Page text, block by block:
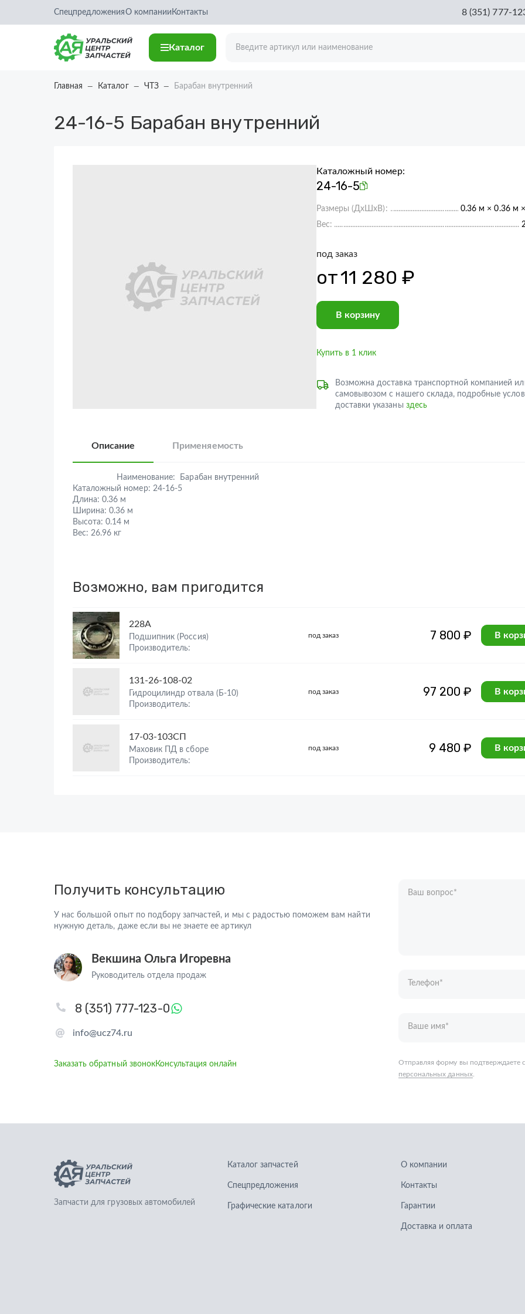
СпецпредложенияО компании Контакты 8 (351) 777-
Каталог
Главная Каталог ЧТЗ Барабан внутренний
24-16-5 Барабан внутренний
Каталожный номер:
24-16-5
Размеры (ДхШхВ):
0.36 м × 0.36 м
Вес:
под заказ
от11 280 ₽
В корзину
Купить в 1 клик
Возможна доставка транспортной компанией
самовывозом с нашего склада, подробные
доставки указаны здесь
Описание Применяемость
Наименование:
Барабан внутренний
Каталожный номер: 24-16-5
Длина: 0.36 м
Ширина: 0.36 м
Высота: 0.14 м
Вес: 26.96 кг
Возможно, вам пригодится
228А
Подшипник (Россия)
Производитель:
под заказ 7 800 ₽ В
131-26-108-02
Гидроцилиндр отвала (Б-10)
Производитель:
под заказ 97 200 ₽ В
17-03-103СП
Маховик ПД в сборе
Производитель:
под заказ 9 480 ₽ В
Получить консультацию
У нас большой опыт по подбору запчастей, и мы с радостью поможем вам найти
нужную деталь, даже если вы не знаете ее артикул
Векшина Ольга Игоревна
Руководитель отдела продаж
info@ucz74.ru
8 (351) 777-123-0
Заказать обратный звонокКонсультация онлайн
Ваш вопрос*
Запчасти для грузовых автомобилей
Спецпредложения
Графические каталоги
Контакты
Гарантии
Доставка и оплата